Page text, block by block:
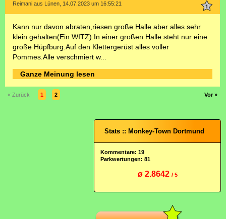
Reimani aus Lünen, 14.07.2023 um 16:55:21
Kann nur davon abraten,riesen große Halle aber alles sehr
klein gehalten(Ein WITZ).In einer großen Halle steht nur eine
große Hüpfburg.Auf den Klettergerüst alles voller
Pommes.Alle verschmiert w...
Ganze Meinung lesen
« Zurück 1 2 Vor »
Stats :: Monkey-Town Dortmund
Kommentare: 19
Parkwertungen: 81
ø 2.8642 / 5